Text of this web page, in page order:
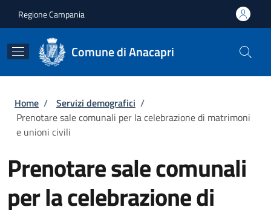
Regione Campania
Comune di Anacapri
Briciole di pane
Home / Servizi demografici /
Prenotare sale comunali per la celebrazione di matrimoni
e unioni civili
Prenotare sale comunali
per la celebrazione di